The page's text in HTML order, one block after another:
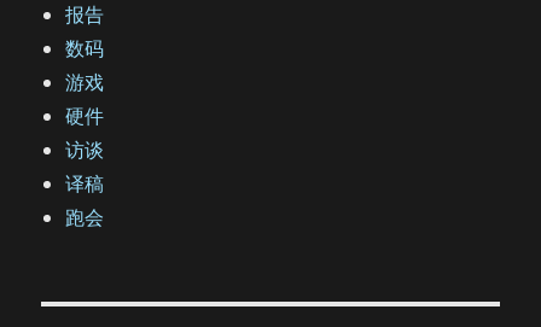
报告
数码
游戏
硬件
访谈
译稿
跑会